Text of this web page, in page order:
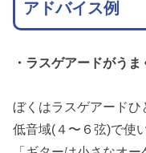
アドバイス例
・ラスゲアードがう
ぼくはラスゲアードひ
低音域(４〜６弦)で使